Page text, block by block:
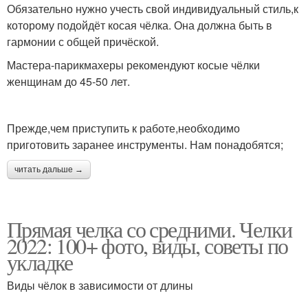
Обязательно нужно учесть свой индивидуальный стиль,к
которому подойдёт косая чёлка. Она должна быть в
гармонии с общей причёской.
Мастера-парикмахеры рекомендуют косые чёлки
женщинам до 45-50 лет.
Прежде,чем приступить к работе,необходимо
приготовить заранее инструменты. Нам понадобятся;
читать дальше →
Прямая челка со средними. Челки
2022: 100+ фото, виды, советы по
укладке
Виды чёлок в зависимости от длины